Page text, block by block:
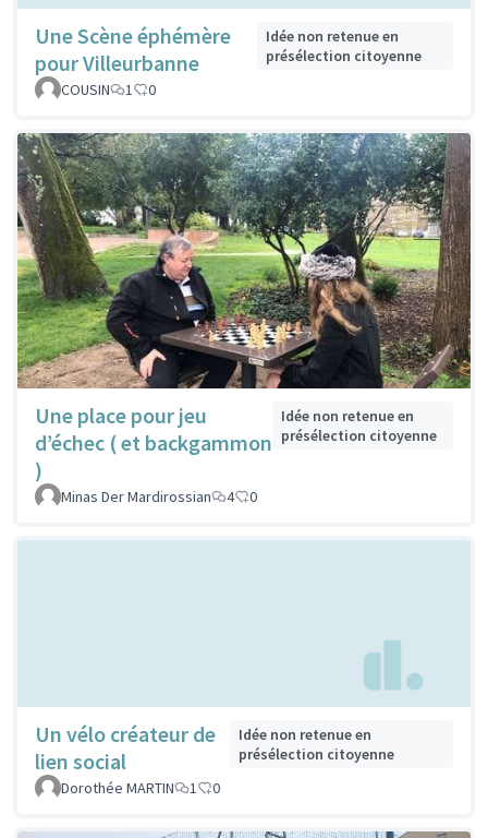
Une Scène éphémère
pour Villeurbanne
Idée non retenue en
présélection citoyenne
COUSIN
1 0
Une place pour jeu
d’échec ( et backgammon
)
Idée non retenue en
présélection citoyenne
Minas Der Mardirossian 4 0
Un vélo créateur de
lien social
Idée non retenue en
présélection citoyenne
Dorothée MARTIN
1 0